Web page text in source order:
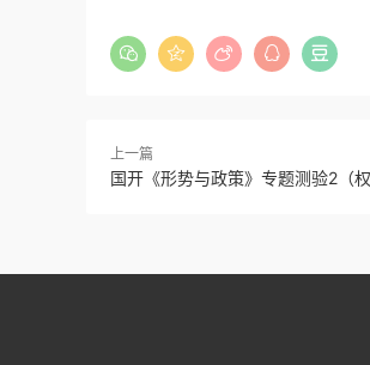
上一篇
国开《形势与政策》专题测验2（权